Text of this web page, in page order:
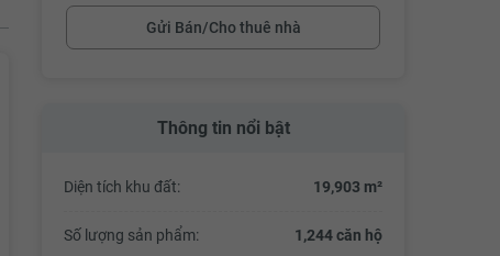
Gửi Bán/Cho thuê nhà
Thông tin nổi bật
Diện tích khu đất: 19,903 m²
Số lượng sản phẩm: 1,244 căn hộ